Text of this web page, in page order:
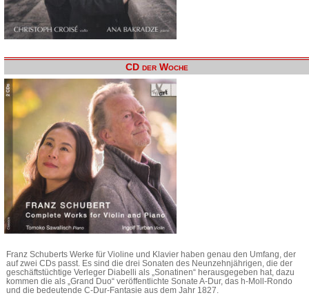
CD der Woche
Franz Schuberts Werke für Violine und Klavier haben genau den Umfang, der
auf zwei CDs passt. Es sind die drei Sonaten des Neunzehnjährigen, die der
geschäftstüchtige Verleger Diabelli als „Sonatinen“ herausgegeben hat, dazu
kommen die als „Grand Duo“ veröffentlichte Sonate A-Dur, das h-Moll-Rondo
und die bedeutende C-Dur-Fantasie aus dem Jahr 1827.